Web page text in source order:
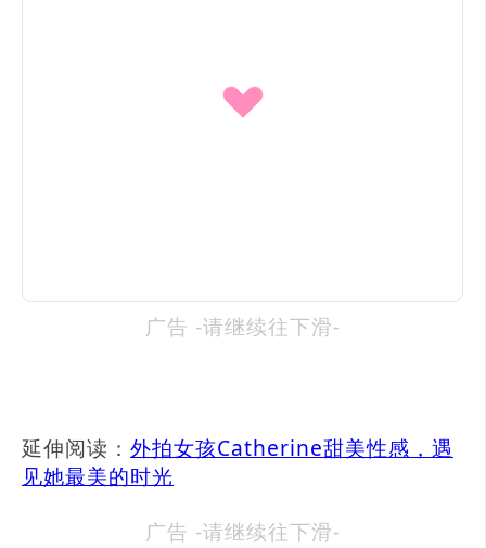
广告 -请继续往下滑-
延伸阅读： 外拍女孩Catherine甜美性感，遇
见她最美的时光
广告 -请继续往下滑-